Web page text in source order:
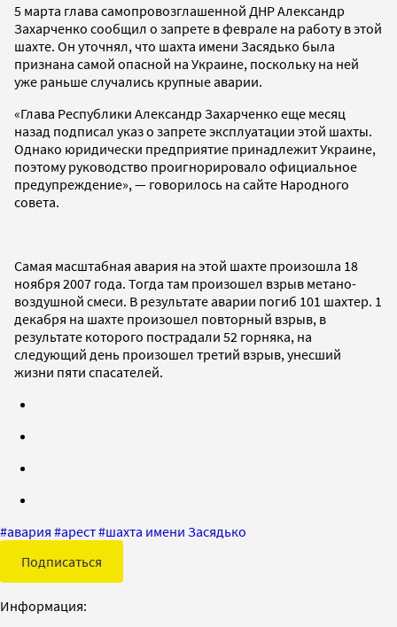
5 марта глава самопровозглашенной ДНР Александр
Захарченко сообщил о запрете в феврале на работу в этой
шахте. Он уточнял, что шахта имени Засядько была
признана самой опасной на Украине, поскольку на ней
уже раньше случались крупные аварии.
«Глава Республики Александр Захарченко еще месяц
назад подписал указ о запрете эксплуатации этой шахты.
Однако юридически предприятие принадлежит Украине,
поэтому руководство проигнорировало официальное
предупреждение», — говорилось на сайте Народного
совета.
Самая масштабная авария на этой шахте произошла 18
ноября 2007 года. Тогда там произошел взрыв метано-
воздушной смеси. В результате аварии погиб 101 шахтер. 1
декабря на шахте произошел повторный взрыв, в
результате которого пострадали 52 горняка, на
следующий день произошел третий взрыв, унесший
жизни пяти спасателей.
#авария #арест#шахта имени Засядько
Подписаться
Информация: